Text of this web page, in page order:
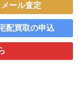
メール査定
配買取の申込